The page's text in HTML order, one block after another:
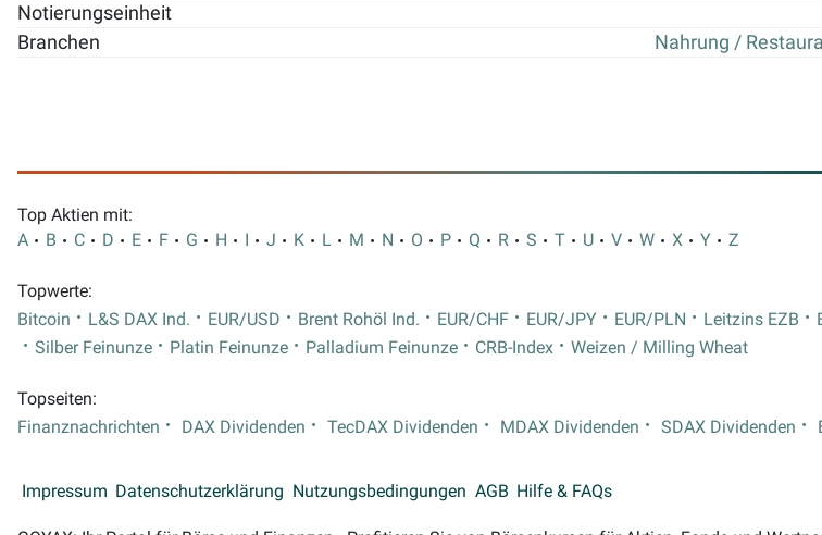
Notierungseinheit
Branchen
Nahrung /
Top Aktien mit:
A
B C D E F G H I J K L M N O P Q R S T U V W X Y Z
Topwerte:
Bitcoin
L&S DAX Ind. EUR/USD Brent Rohöl Ind. EUR/CHF EUR/JPY EUR/PLN Leitzins EZB
Silber Feinunze
Platin Feinunze Palladium Feinunze CRB-Index Weizen / Milling Wheat
Topseiten:
Finanznachrichten
DAX Dividenden TecDAX Dividenden MDAX Dividenden SDAX Dividenden
Impressum Datenschutzerklärung Nutzungsbedingungen AGB Hilfe & FAQs